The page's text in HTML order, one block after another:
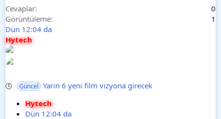
Cevaplar
0
Görüntüleme
1
Dün 12:04 da
Hytech
🕒 Güncel
Yarın 6 yeni film vizyona girecek
Hytech
Dün 12:04 da